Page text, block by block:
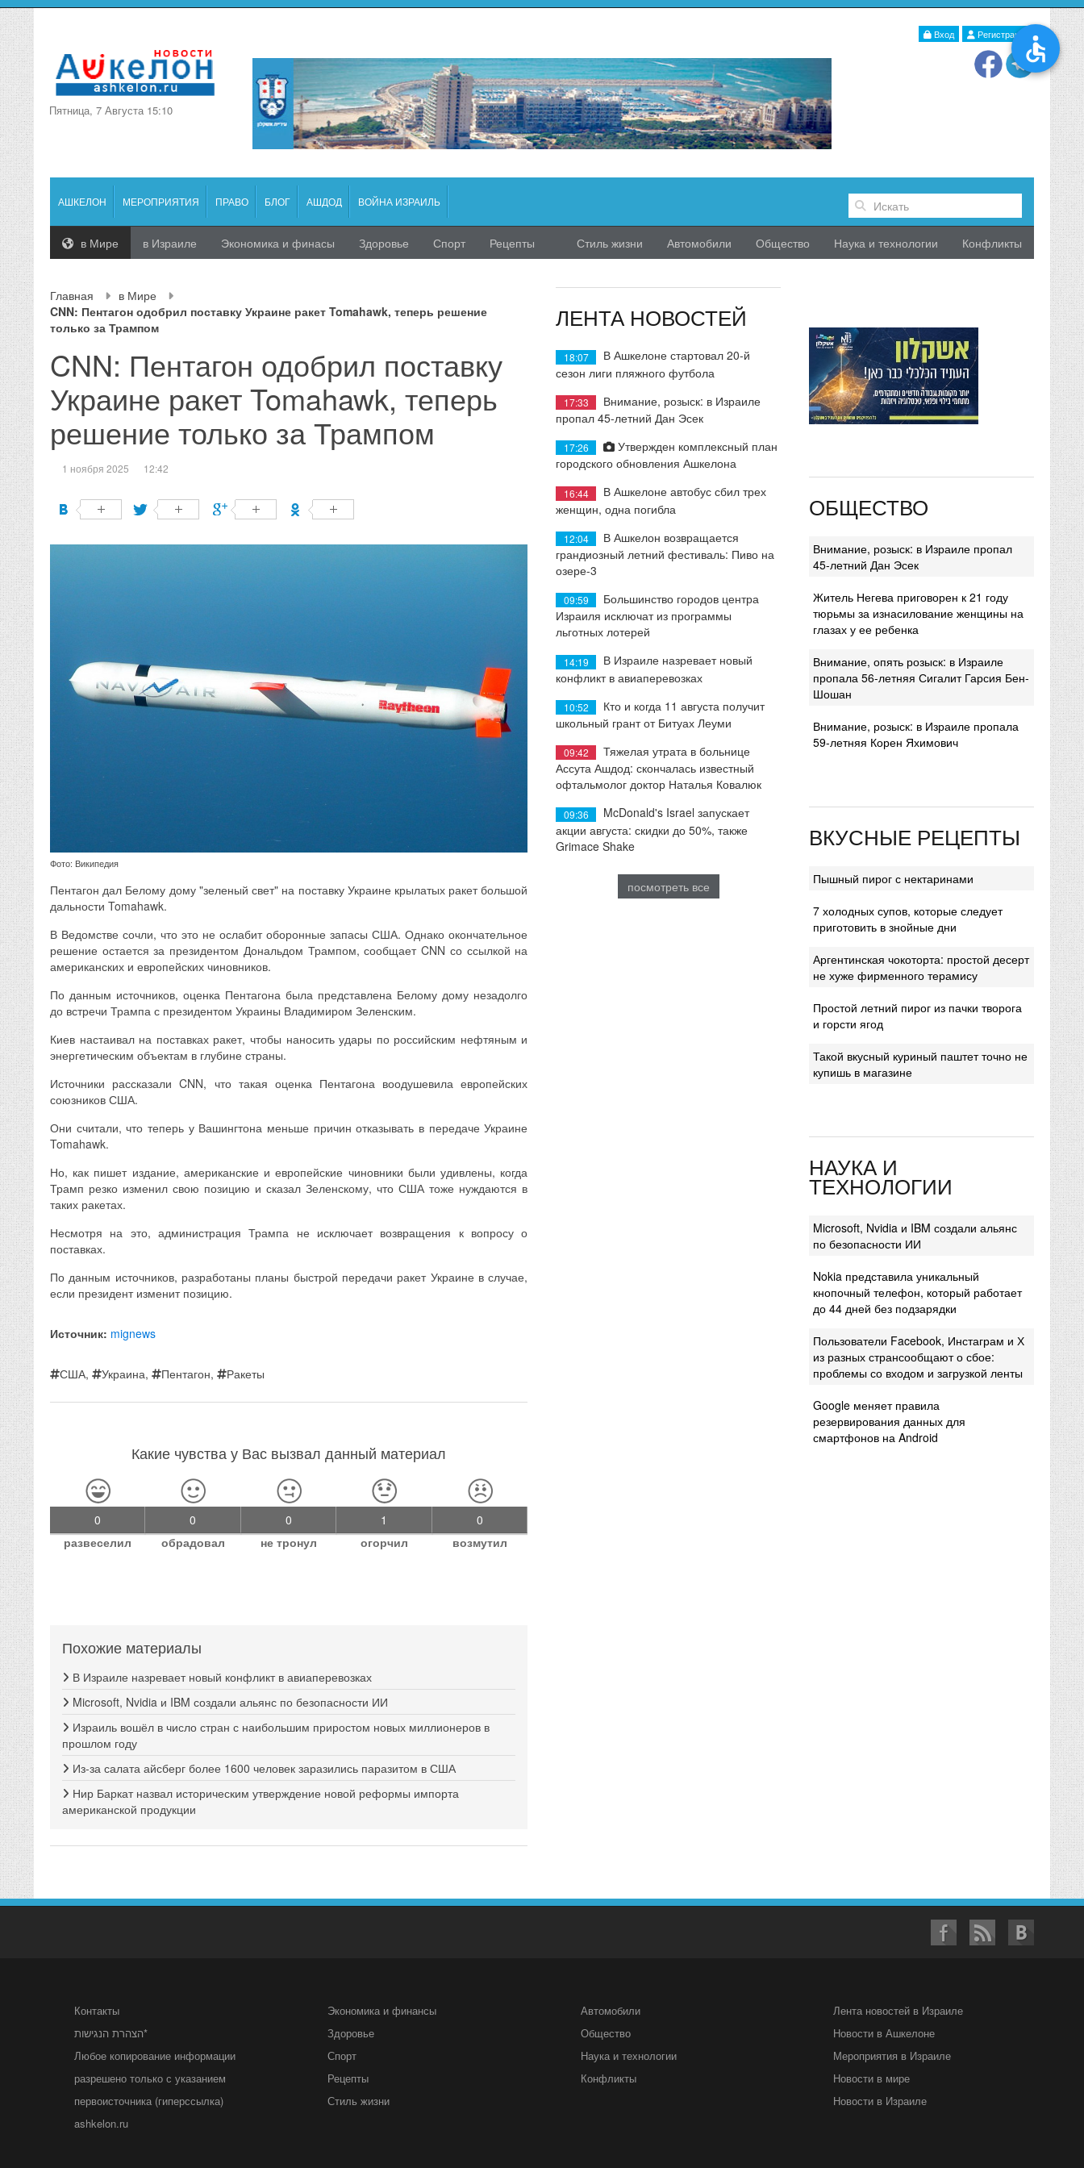
Вход Регистрация
Пятница, 7 Августа 15:10
АШКЕЛОН МЕРОПРИЯТИЯ ПРАВО БЛОГ АШДОД ВОЙНА ИЗРАИЛЬ
в Мире в Израиле Экономика и финасы Здоровье Спорт Рецепты Стиль жизни Автомобили Общество Наука и технологии Конфликты
Главная
в Мире
CNN: Пентагон одобрил поставку Украине ракет Tomahawk, теперь решение
только за Трампом
CNN: Пентагон одобрил поставку
Украине ракет Tomahawk, теперь
решение только за Трампом
1 ноября 2025 12:42
Фото: Википедия
Пентагон дал Белому дому "зеленый свет" на поставку Украине крылатых ракет большой
дальности Tomahawk.
В Ведомстве сочли, что это не ослабит оборонные запасы США. Однако окончательное
решение остается за президентом Дональдом Трампом, сообщает CNN со ссылкой на
американских и европейских чиновников.
По данным источников, оценка Пентагона была представлена Белому дому незадолго
до встречи Трампа с президентом Украины Владимиром Зеленским.
Киев настаивал на поставках ракет, чтобы наносить удары по российским нефтяным и
энергетическим объектам в глубине страны.
Источники рассказали CNN, что такая оценка Пентагона воодушевила европейских
союзников США.
Они считали, что теперь у Вашингтона меньше причин отказывать в передаче Украине
Tomahawk.
Но, как пишет издание, американские и европейские чиновники были удивлены, когда
Трамп резко изменил свою позицию и сказал Зеленскому, что США тоже нуждаются в
таких ракетах.
Несмотря на это, администрация Трампа не исключает возвращения к вопросу о
поставках.
По данным источников, разработаны планы быстрой передачи ракет Украине в случае,
если президент изменит позицию.
Источник: mignews
США, Украина, Пентагон, Ракеты
Какие чувства у Вас вызвал данный материал
0
развеселил
0
обрадовал
0
не тронул
1
огорчил
0
возмутил
Похожие материалы
В Израиле назревает новый конфликт в авиаперевозках
Microsoft, Nvidia и IBM создали альянс по безопасности ИИ
Израиль вошёл в число стран с наибольшим приростом новых миллионеров в
прошлом году
Из-за салата айсберг более 1600 человек заразились паразитом в США
Нир Баркат назвал историческим утверждение новой реформы импорта
американской продукции
ЛЕНТА НОВОСТЕЙ
18:07
В Ашкелоне стартовал 20-й
сезон лиги пляжного футбола
17:33
Внимание, розыск: в Израиле
пропал 45-летний Дан Эсек
17:26
Утвержден комплексный план
городского обновления Ашкелона
16:44
В Ашкелоне автобус сбил трех
женщин, одна погибла
12:04
В Ашкелон возвращается
грандиозный летний фестиваль: Пиво на
озере-3
09:59
Большинство городов центра
Израиля исключат из программы
льготных лотерей
14:19
В Израиле назревает новый
конфликт в авиаперевозках
10:52
Кто и когда 11 августа получит
школьный грант от Битуах Леуми
09:42
Тяжелая утрата в больнице
Ассута Ашдод: скончалась известный
офтальмолог доктор Наталья Ковалюк
09:36
McDonald's Israel запускает
акции августа: скидки до 50%, также
Grimace Shake
посмотреть все
ОБЩЕСТВО
Внимание, розыск: в Израиле пропал
45-летний Дан Эсек
Житель Негева приговорен к 21 году
тюрьмы за изнасилование женщины на
глазах у ее ребенка
Внимание, опять розыск: в Израиле
пропала 56-летняя Сигалит Гарсия Бен-
Шошан
Внимание, розыск: в Израиле пропала
59-летняя Корен Яхимович
ВКУСНЫЕ РЕЦЕПТЫ
Пышный пирог с нектаринами
7 холодных супов, которые следует
приготовить в знойные дни
Аргентинская чокоторта: простой десерт
не хуже фирменного терамису
Простой летний пирог из пачки творога
и горсти ягод
Такой вкусный куриный паштет точно не
купишь в магазине
НАУКА И
ТЕХНОЛОГИИ
Microsoft, Nvidia и IBM создали альянс
по безопасности ИИ
Nokia представила уникальный
кнопочный телефон, который работает
до 44 дней без подзарядки
Пользователи Facebook, Инстаграм и Х
из разных странсообщают о сбое:
проблемы со входом и загрузкой ленты
Google меняет правила
резервирования данных для
смартфонов на Android
Контакты
הצהרת הנגישות*
Любое копирование информации
разрешено только с указанием
первоисточника (гиперссылка)
ashkelon.ru
Экономика и финансы
Здоровье
Спорт
Рецепты
Стиль жизни
Автомобили
Общество
Наука и технологии
Конфликты
Лента новостей в Израиле
Новости в Ашкелоне
Мероприятия в Израиле
Новости в мире
Новости в Израиле